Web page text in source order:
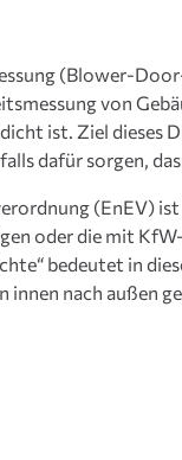
(Blower-
von
ist. Ziel dieses
dafür sorgen,
(EnEV)
oder die mit
bedeutet in
nach außen